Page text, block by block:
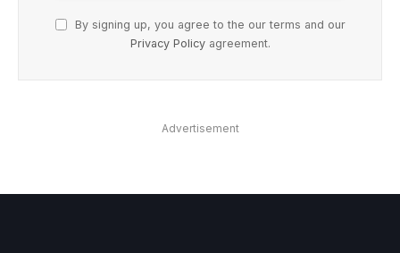
By signing up, you agree to the our terms and our
Privacy Policyagreement.
Advertisement